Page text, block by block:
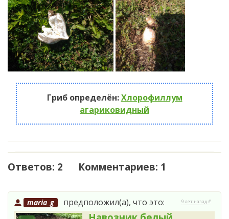
Гриб определён:Хлорофиллум
агариковидный
Ответов: 2 Комментариев: 1
maria_g предположил(а), что это: 9 лет назад #